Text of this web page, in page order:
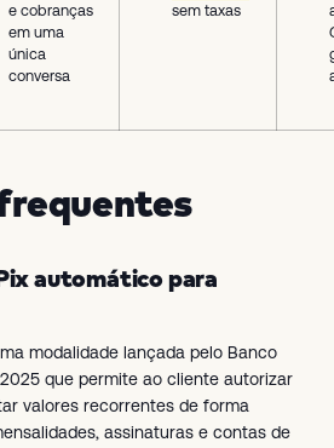
e cobranças
em uma
única
conversa
sem taxas
automático para
modalidade lançada pelo Banco
que permite ao cliente autorizar
valores recorrentes de forma
assinaturas e contas de